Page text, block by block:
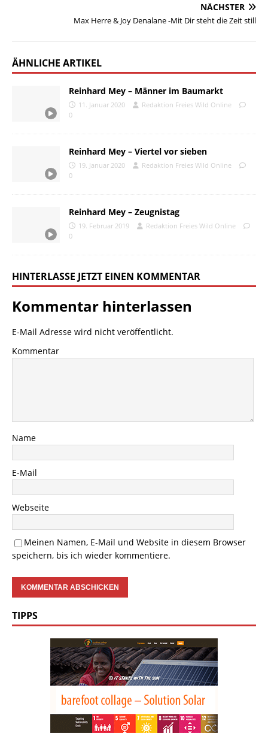
NÄCHSTER
Max Herre & Joy Denalane -Mit Dir steht die Zeit still
ÄHNLICHE ARTIKEL
Reinhard Mey – Männer im Baumarkt
11. Januar 2020
Redaktion Freies Wild Online
0
Reinhard Mey – Viertel vor sieben
19. Januar 2020
Redaktion Freies Wild Online
0
Reinhard Mey – Zeugnistag
19. Februar 2019
Redaktion Freies Wild Online
0
HINTERLASSE JETZT EINEN KOMMENTAR
Kommentar hinterlassen
E-Mail Adresse wird nicht veröffentlicht.
Kommentar
Name
E-Mail
Webseite
Meinen Namen, E-Mail und Website in diesem Browser
speichern, bis ich wieder kommentiere.
TIPPS